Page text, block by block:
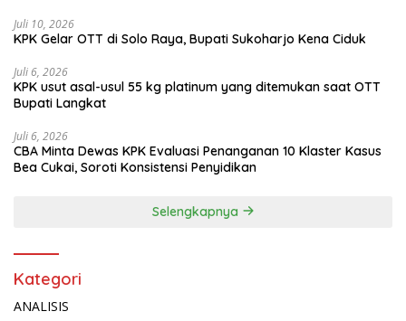
Juli 10, 2026
KPK Gelar OTT di Solo Raya, Bupati Sukoharjo Kena Ciduk
Juli 6, 2026
KPK usut asal-usul 55 kg platinum yang ditemukan saat OTT
Bupati Langkat
Juli 6, 2026
CBA Minta Dewas KPK Evaluasi Penanganan 10 Klaster Kasus
Bea Cukai, Soroti Konsistensi Penyidikan
Selengkapnya
Kategori
ANALISIS